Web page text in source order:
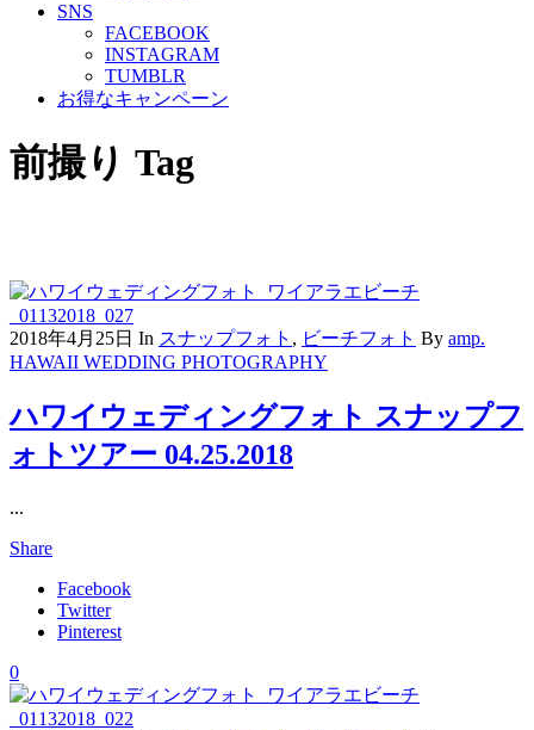
SNS
FACEBOOK
INSTAGRAM
TUMBLR
お得なキャンペーン
前撮り Tag
2018年4月25日 In スナップフォト , ビーチフォト By amp.
HAWAII WEDDING PHOTOGRAPHY
ハワイウェディングフォト スナップフ
ォトツアー 04.25.2018
...
Share
Facebook
Twitter
Pinterest
0